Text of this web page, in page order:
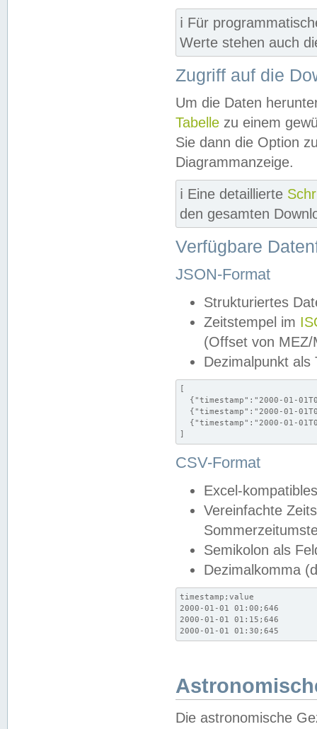
ℹ️ Für
Werte stehen auch
Zugriff auf die
Um die Daten
Tabelle zu einem
Sie dann die Option
Diagrammanzeige.
ℹ️ Eine detaillierte
den gesamten
Verfügbare
JSON-Format
Strukturiertes
Zeitstempel im
(Offset von MEZ/
Dezimalpunkt als
[
{"timestamp":"2000-01-
{"timestamp":"2000-01-
{"timestamp":"2000-01-
]
CSV-Format
Excel-
Vereinfachte
Semikolon als
Dezimalkomma
timestamp;value
2000-01-01 01:00;646
2000-01-01 01:15;646
2000-01-01 01:30;645
Die astronomische